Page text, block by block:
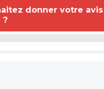
donner votre
?